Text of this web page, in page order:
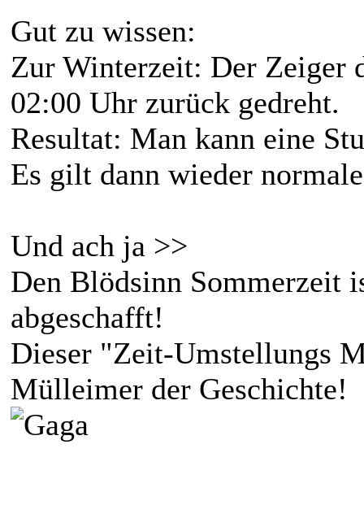
Gut zu wissen:
Zur Winterzeit: Der Zeiger
02:00 Uhr zurück gedreht.
Resultat: Man kann eine
Es gilt dann wieder
Und ach ja >>
Den Blödsinn Sommerzeit
abgeschafft!
Dieser "Zeit-Umstellungs
Mülleimer der Geschichte!